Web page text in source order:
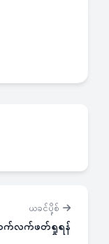
ယခင်ပို့စ်
လက်ဖတ်ရှုရန်